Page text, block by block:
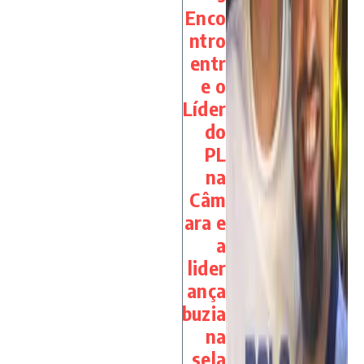
Enco
ntro
entr
e o
Líder
do
PL
na
Câm
ara e
a
lider
ança
buzia
na
sela